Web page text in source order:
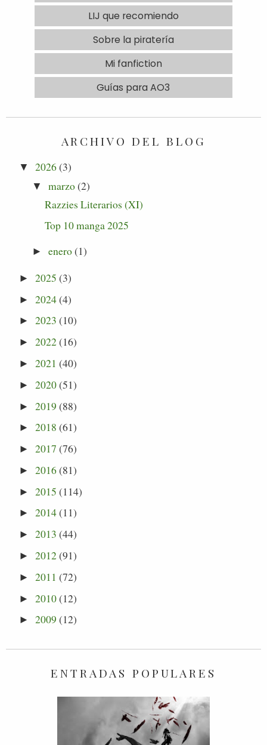
LIJ que recomiendo
Sobre la piratería
Mi fanfiction
Guías para AO3
ARCHIVO DEL BLOG
▼ 2026(3)
▼ marzo(2)
Razzies Literarios (XI)
Top 10 manga 2025
► enero(1)
►2025 (3)
►2024(4)
►2023 (10)
►2022(16)
►2021 (40)
►2020(51)
►2019 (88)
►2018 (61)
►2017 (76)
►2016(81)
►2015 (114)
►2014(11)
►2013 (44)
►2012(91)
►2011 (72)
►2010(12)
►2009 (12)
ENTRADAS POPULARES